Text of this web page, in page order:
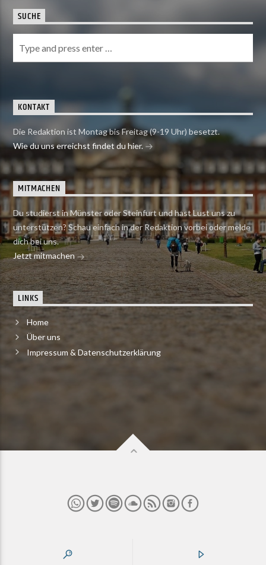
SUCHE
KONTAKT
Die Redaktion ist Montag bis Freitag (9-19 Uhr) besetzt.
Wie du uns erreichst findet du hier.
MITMACHEN
Du studierst in Münster oder Steinfurt und hast Lust uns zu
unterstützen? Schau einfach in der Redaktion vorbei oder melde
dich bei uns.
Jetzt mitmachen
LINKS
Home
Über uns
Impressum & Datenschutzerklärung